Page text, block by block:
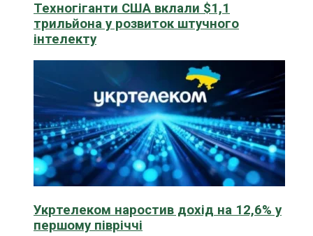
Техногіганти США вклали $1,1
трильйона у розвиток штучного
інтелекту
Укртелеком наростив дохід на 12,6% у
першому півріччі